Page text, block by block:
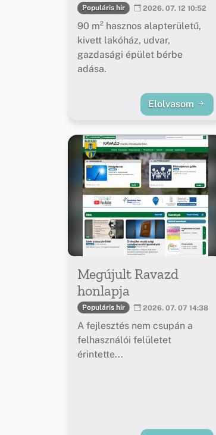
Populáris hír 2026. 07. 12 10:52
90 m² hasznos alapterületű,
kivett lakóház, udvar,
gazdasági épület bérbe
adása.
Elolvasom
Megújult Ravazd
honlapja
Populáris hír 2026. 07. 07 14:38
A fejlesztés nem csupán a
felhasználói felületet
érintette...